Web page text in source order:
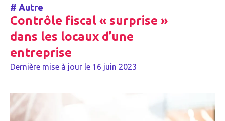
# Autre
Contrôle fiscal « surprise »
dans les locaux d’une
entreprise
Dernière mise à jour le 16 juin 2023